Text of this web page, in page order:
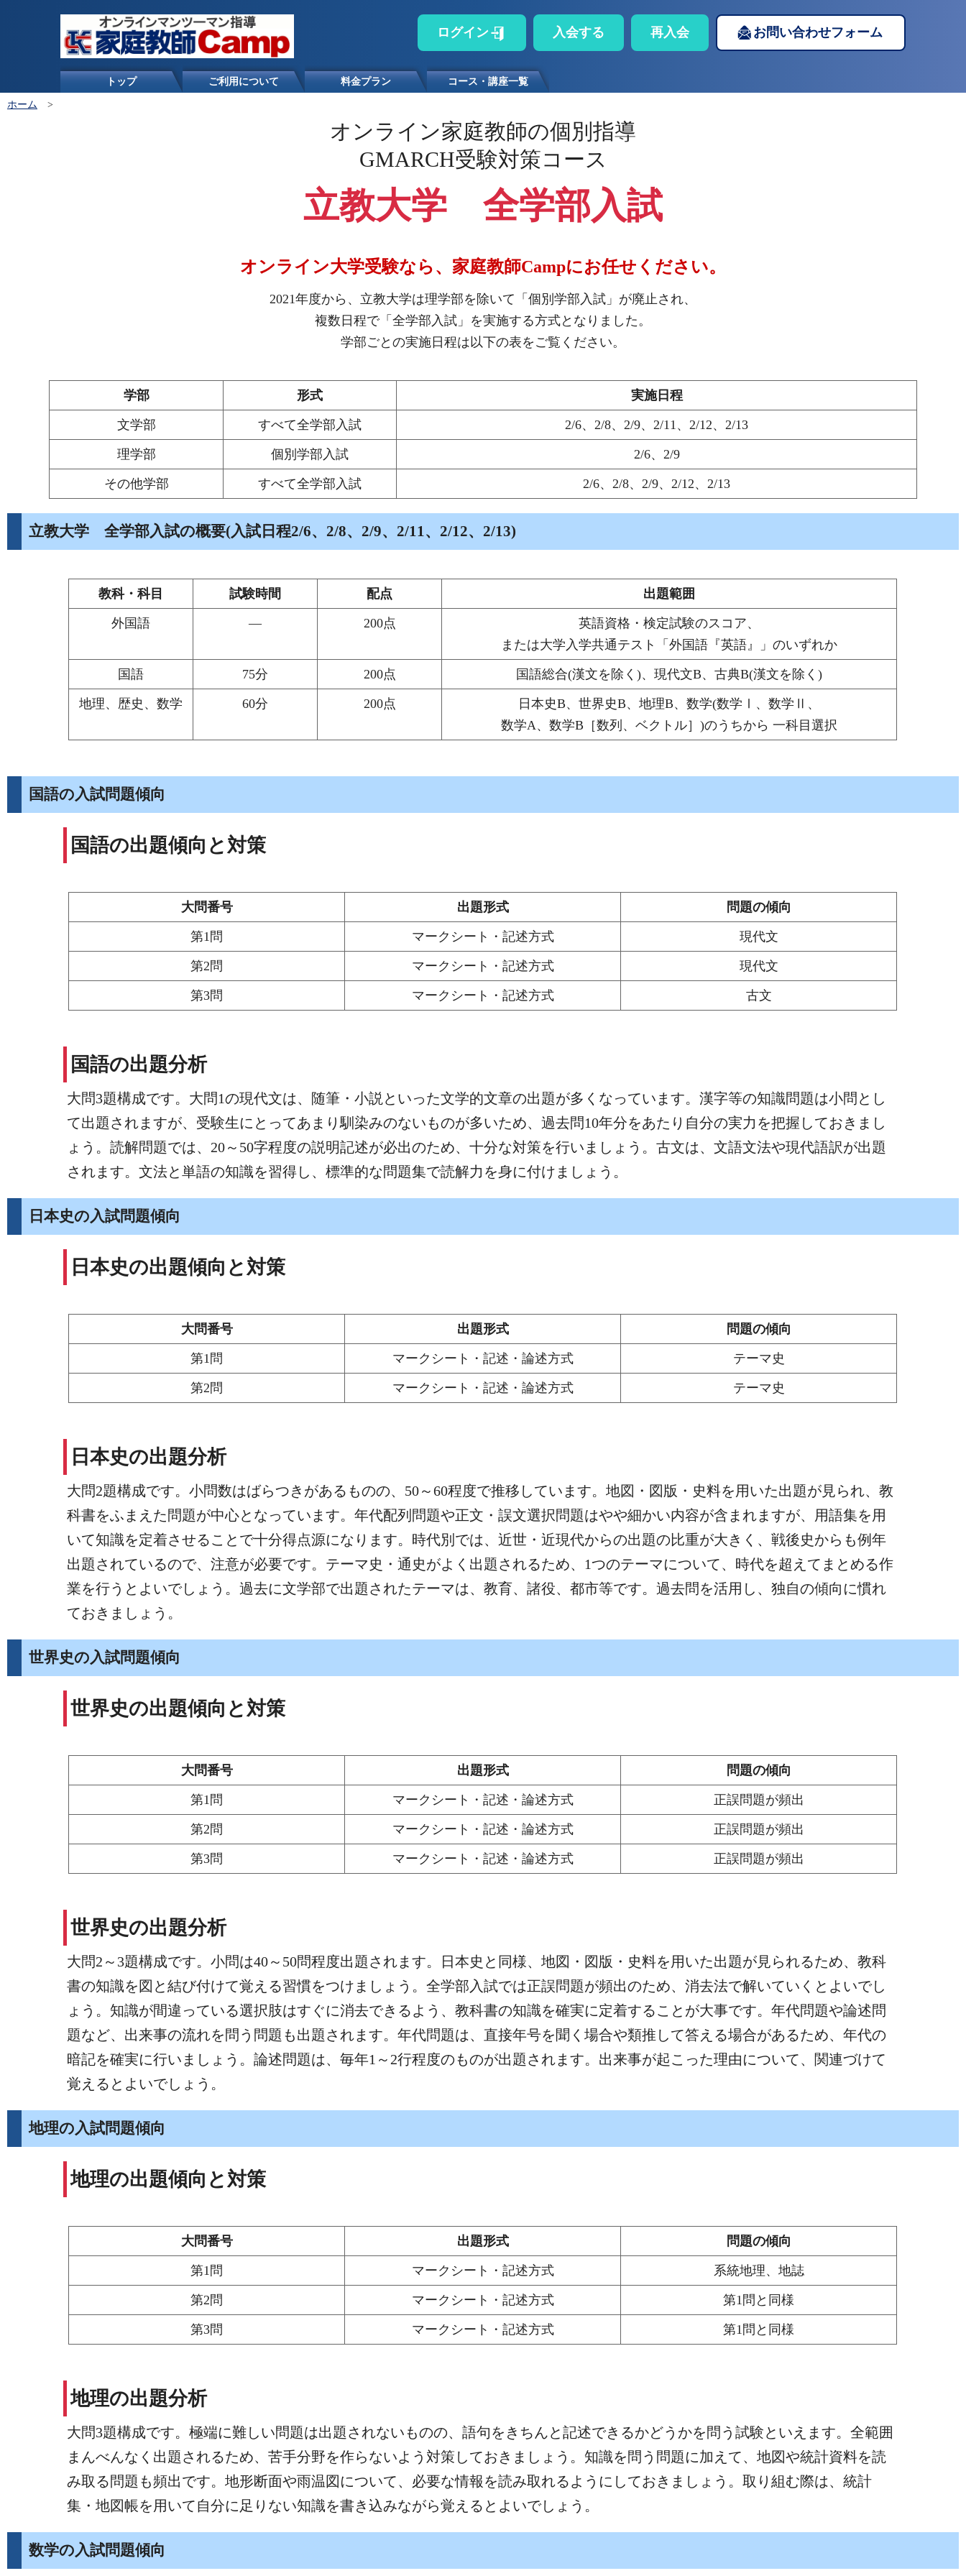
ログイン 入会する 再入会 お問い合わせフォーム
トップ ご利用について 料金プラン コース・講座一覧
ホーム >
オンライン家庭教師の個別指導
GMARCH受験対策コース
立教大学 全学部入試
オンライン大学受験なら、家庭教師Campにお任せください。
2021年度から、立教大学は理学部を除いて「個別学部入試」が廃止され、
複数日程で「全学部入試」を実施する方式となりました。
学部ごとの実施日程は以下の表をご覧ください。
学部 形式 実施日程
文学部 すべて全学部入試 2/6、2/8、2/9、2/11、2/12、2/13
理学部 個別学部入試 2/6、2/9
その他学部 すべて全学部入試 2/6、2/8、2/9、2/12、2/13
立教大学 全学部入試の概要(入試日程2/6、2/8、2/9、2/11、2/12、2/13)
教科・科目 試験時間 配点 出題範囲
外国語 — 200点
英語資格・検定試験のスコア、
または大学入学共通テスト「外国語『英語』」のいずれか
国語 75分 200点 国語総合(漢文を除く)、現代文B、古典B(漢文を除く)
地理、歴史、数学 60分 200点
日本史B、世界史B、地理B、数学(数学Ⅰ、数学Ⅱ、
数学A、数学B［数列、ベクトル］)のうちから 一科目選択
国語の入試問題傾向
国語の出題傾向と対策
大問番号 出題形式 問題の傾向
第1問 マークシート・記述方式 現代文
第2問 マークシート・記述方式 現代文
第3問 マークシート・記述方式 古文
国語の出題分析
大問3題構成です。大問1の現代文は、随筆・小説といった文学的文章の出題が多くなっています。漢字等の知識問題は小問とし
て出題されますが、受験生にとってあまり馴染みのないものが多いため、過去問10年分をあたり自分の実力を把握しておきまし
ょう。読解問題では、20～50字程度の説明記述が必出のため、十分な対策を行いましょう。古文は、文語文法や現代語訳が出題
されます。文法と単語の知識を習得し、標準的な問題集で読解力を身に付けましょう。
日本史の入試問題傾向
日本史の出題傾向と対策
大問番号 出題形式 問題の傾向
第1問 マークシート・記述・論述方式 テーマ史
第2問 マークシート・記述・論述方式 テーマ史
日本史の出題分析
大問2題構成です。小問数はばらつきがあるものの、50～60程度で推移しています。地図・図版・史料を用いた出題が見られ、教
科書をふまえた問題が中心となっています。年代配列問題や正文・誤文選択問題はやや細かい内容が含まれますが、用語集を用
いて知識を定着させることで十分得点源になります。時代別では、近世・近現代からの出題の比重が大きく、戦後史からも例年
出題されているので、注意が必要です。テーマ史・通史がよく出題されるため、1つのテーマについて、時代を超えてまとめる作
業を行うとよいでしょう。過去に文学部で出題されたテーマは、教育、諸役、都市等です。過去問を活用し、独自の傾向に慣れ
ておきましょう。
世界史の入試問題傾向
世界史の出題傾向と対策
大問番号 出題形式 問題の傾向
第1問 マークシート・記述・論述方式 正誤問題が頻出
第2問 マークシート・記述・論述方式 正誤問題が頻出
第3問 マークシート・記述・論述方式 正誤問題が頻出
世界史の出題分析
大問2～3題構成です。小問は40～50問程度出題されます。日本史と同様、地図・図版・史料を用いた出題が見られるため、教科
書の知識を図と結び付けて覚える習慣をつけましょう。全学部入試では正誤問題が頻出のため、消去法で解いていくとよいでし
ょう。知識が間違っている選択肢はすぐに消去できるよう、教科書の知識を確実に定着することが大事です。年代問題や論述問
題など、出来事の流れを問う問題も出題されます。年代問題は、直接年号を聞く場合や類推して答える場合があるため、年代の
暗記を確実に行いましょう。論述問題は、毎年1～2行程度のものが出題されます。出来事が起こった理由について、関連づけて
覚えるとよいでしょう。
地理の入試問題傾向
地理の出題傾向と対策
大問番号 出題形式 問題の傾向
第1問 マークシート・記述方式 系統地理、地誌
第2問 マークシート・記述方式 第1問と同様
第3問 マークシート・記述方式 第1問と同様
地理の出題分析
大問3題構成です。極端に難しい問題は出題されないものの、語句をきちんと記述できるかどうかを問う試験といえます。全範囲
まんべんなく出題されるため、苦手分野を作らないよう対策しておきましょう。知識を問う問題に加えて、地図や統計資料を読
み取る問題も頻出です。地形断面や雨温図について、必要な情報を読み取れるようにしておきましょう。取り組む際は、統計
集・地図帳を用いて自分に足りない知識を書き込みながら覚えるとよいでしょう。
数学の入試問題傾向